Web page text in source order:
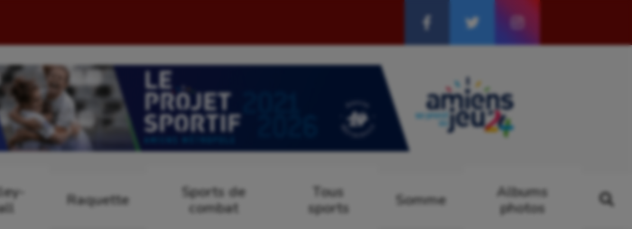
Raquette
Sports de
combat
Tous
sports
Somme
Albums
photos